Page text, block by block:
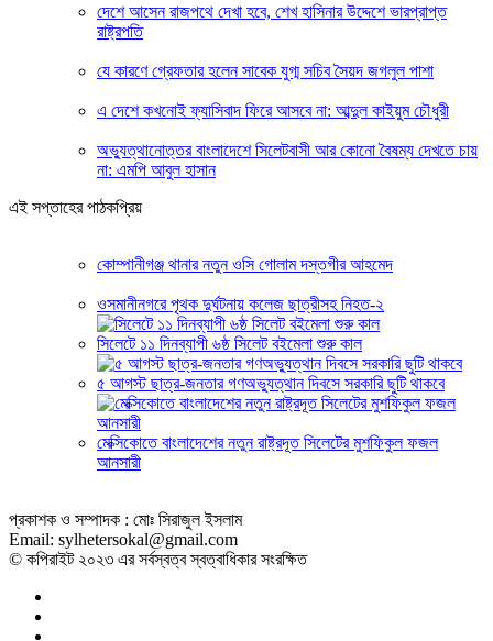
দেশে আসেন রাজপথে দেখা হবে, শেখ হাসিনার উদ্দেশে ভারপ্রাপ্ত
রাষ্ট্রপতি
যে কারণে গ্রেফতার হলেন সাবেক যুগ্ম সচিব সৈয়দ জগলুল পাশা
এ দেশে কখনোই ফ্যাসিবাদ ফিরে আসবে না: আব্দুল কাইয়ুম চৌধুরী
অভ্যুত্থানোত্তর বাংলাদেশে সিলেটবাসী আর কোনো বৈষম্য দেখতে চায়
না: এমপি আবুল হাসান
এই সপ্তাহের পাঠকপ্রিয়
কোম্পানীগঞ্জ থানার নতুন ওসি গোলাম দস্তগীর আহমেদ
ওসমানীনগরে পৃথক দুর্ঘটনায় কলেজ ছাত্রীসহ নিহত-২
সিলেটে ১১ দিনব্যাপী ৬ষ্ঠ সিলেট বইমেলা শুরু কাল
৫ আগস্ট ছাত্র-জনতার গণঅভ্যুত্থান দিবসে সরকারি ছুটি থাকবে
মেক্সিকোতে বাংলাদেশের নতুন রাষ্ট্রদূত সিলেটের মুশফিকুল ফজল
আনসারী
প্রকাশক ও সম্পাদক : মোঃ সিরাজুল ইসলাম
Email: sylhetersokal@gmail.com
© কপিরাইট ২০২৩ এর সর্বস্বত্ব স্বত্বাধিকার সংরক্ষিত